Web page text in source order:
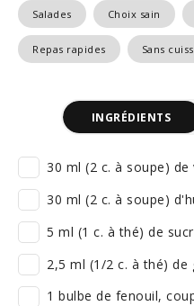
Salades Choix sain
Repas rapides Sans
INGRÉDIENTS
30 ml (2 c. à soupe)
30 ml (2 c. à soupe)
5 ml (1 c. à thé) de
2,5 ml (1/2 c. à thé) de
1 bulbe de fenouil,